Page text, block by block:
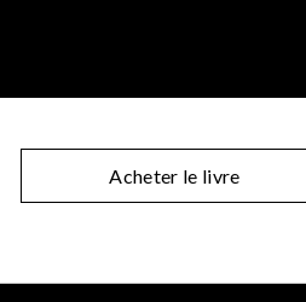
Acheter le livre